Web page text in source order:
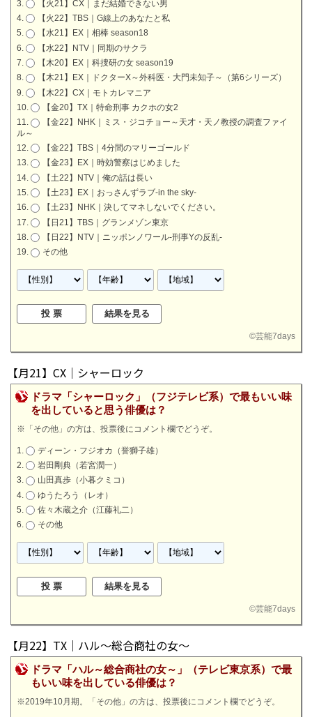
【火21】CX｜まだ結婚できない男
【火22】TBS｜G線上のあなたと私
【水21】EX｜相棒 season18
【水22】NTV｜同期のサクラ
【木20】EX｜科捜研の女 season19
【木21】EX｜ドクターX～外科医・大門未知子～（第6シリーズ）
【木22】CX｜モトカレマニア
【金20】TX｜特命刑事 カクホの女2
【金22】NHK｜ミス・ジコチョー～天才・天ノ教授の調査ファイ
ル～
【金22】TBS｜4分間のマリーゴールド
【金23】EX｜時効警察はじめました
【土22】NTV｜俺の話は長い
【土23】EX｜おっさんずラブ-in the sky-
【土23】NHK｜決してマネしないでください。
【日21】TBS｜グランメゾン東京
【日22】NTV｜ニッポンノワール-刑事Yの反乱-
その他
©芸能7days
【月21】CX｜シャーロック
ドラマ「シャーロック」（フジテレビ系）で最もいい味
を出していると思う俳優は？
※「その他」の方は、投票後にコメント欄でどうぞ。
ディーン・フジオカ（誉獅子雄）
岩田剛典（若宮潤一）
山田真歩（小暮クミコ）
ゆうたろう（レオ）
佐々木蔵之介（江藤礼二）
その他
©芸能7days
【月22】TX｜ハル～総合商社の女～
ドラマ「ハル～総合商社の女～」（テレビ東京系）で最
もいい味を出している俳優は？
※2019年10月期。「その他」の方は、投票後にコメント欄でどうぞ。